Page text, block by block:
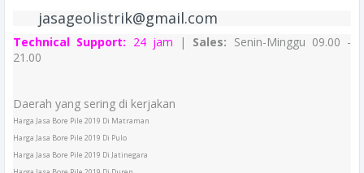
jasageolistrik@gmail.com
Technical Support: 24 jam | Sales: Senin-Minggu 09.00 -
21.00
Daerah yang sering di kerjakan
Harga Jasa Bore Pile 2019 Di Matraman
Harga Jasa Bore Pile 2019 Di Pulo
Harga Jasa Bore Pile 2019 Di Jatinegara